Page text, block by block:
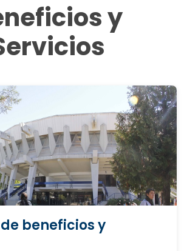
y
beneficios y